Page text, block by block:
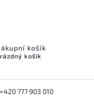
košík
košík
KONTAKT
+420 777 903 010